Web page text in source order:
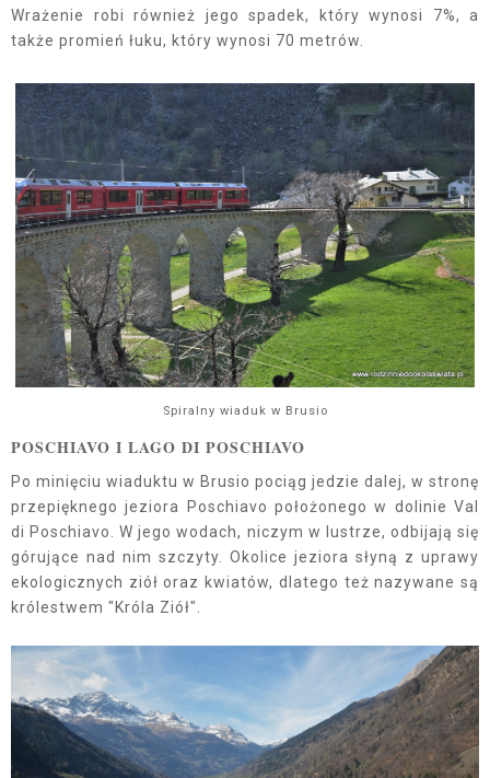
Wrażenie robi również jego spadek, który wynosi 7%, a
także promień łuku, który wynosi 70 metrów.
Spiralny wiaduk w Brusio
POSCHIAVO I LAGO DI POSCHIAVO
Po minięciu wiaduktu w Brusio pociąg jedzie dalej, w stronę
przepięknego jeziora Poschiavo położonego w dolinie Val
di Poschiavo. W jego wodach, niczym w lustrze, odbijają się
górujące nad nim szczyty. Okolice jeziora słyną z uprawy
ekologicznych ziół oraz kwiatów, dlatego też nazywane są
królestwem "Króla Ziół".